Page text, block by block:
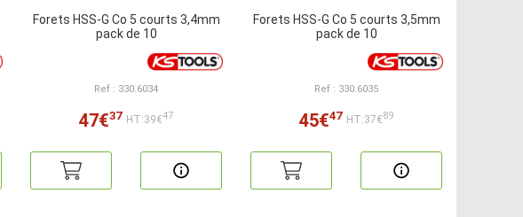
Forets HSS-G Co 5 courts 3,4mm
pack de 10
Ref : 330.6034
47€37 HT:39€47
Forets HSS-G Co 5 courts 3,5mm
pack de 10
Ref : 330.6035
45€47 HT:37€89